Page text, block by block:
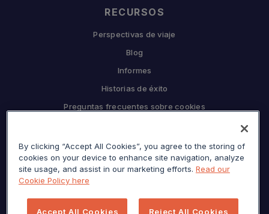
RECURSOS
Perspectivas de viaje
Blog
Informes
Historias de éxito
Preguntas frecuentes sobre cookies
Por qué Sojern
Prensa
By clicking “Accept All Cookies”, you agree to the storing of
cookies on your device to enhance site navigation, analyze
site usage, and assist in our marketing efforts. Read our
Cookie Policy here
Accept All Cookies Reject All Cookies